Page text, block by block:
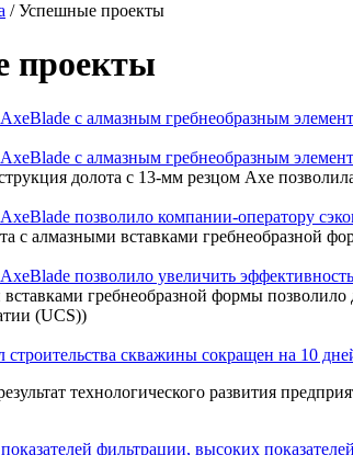
/Успешные проекты
проекты
с алмазным гребнеобразным
с алмазным гребнеобразным
долота с 13-мм резцом Axe
позволило компании-оператору
с алмазными вставками гребнеобразной
позволило увеличить
гребнеобразной формы
(UCS))
скважины сокращен на 10
технологического развития
фильтрации, высоких